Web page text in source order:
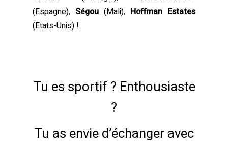
(Espagne), Ségou (Mali), Hoffman Estates
(Etats-Unis) !
Tu es sportif ? Enthousiaste
?
Tu as envie d’échanger avec